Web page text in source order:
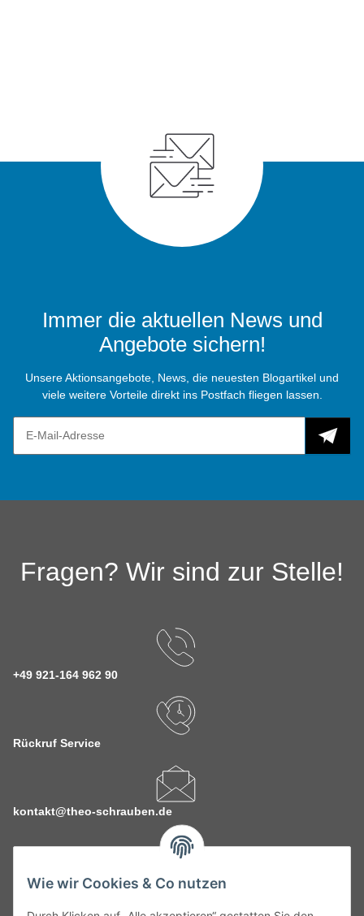
Wie wir Cookies & Co nutzen
Immer die aktuellen News und
Angebote sichern!
Unsere Aktionsangebote, News, die neuesten Blogartikel und
viele weitere Vorteile direkt ins Postfach fliegen lassen.
Fragen? Wir sind zur Stelle!
+49 921-164 962 90
Rückruf Service
kontakt@theo-schrauben.de